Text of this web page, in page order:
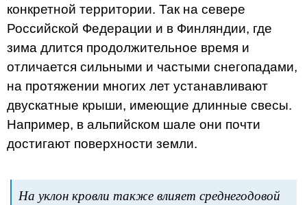
конкретной территории. Так на севере
Российской Федерации и в Финляндии, где
зима длится продолжительное время и
отличается сильными и частыми снегопадами,
на протяжении многих лет устанавливают
двускатные крыши, имеющие длинные свесы.
Например, в альпийском шале они почти
достигают поверхности земли.
На уклон кровли также влияет среднегодовой